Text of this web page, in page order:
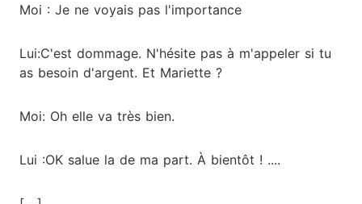
Moi : Je ne voyais pas l'importance
Lui:C'est dommage. N'hésite pas à m'appeler si tu
as besoin d'argent. Et Mariette ?
Moi: Oh elle va très bien.
Lui :OK salue la de ma part. À bientôt ! ....